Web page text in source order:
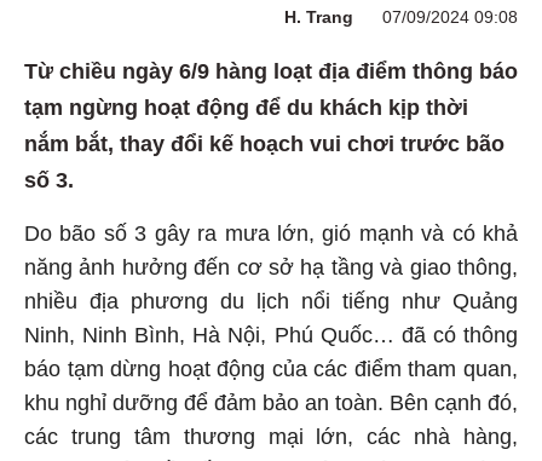
H. Trang 07/09/2024 09:08
Từ chiều ngày 6/9 hàng loạt địa điểm thông báo
tạm ngừng hoạt động để du khách kịp thời
nắm bắt, thay đổi kế hoạch vui chơi trước bão
số 3.
Do bão số 3 gây ra mưa lớn, gió mạnh và có khả
năng ảnh hưởng đến cơ sở hạ tầng và giao thông,
nhiều địa phương du lịch nổi tiếng như Quảng
Ninh, Ninh Bình, Hà Nội, Phú Quốc… đã có thông
báo tạm dừng hoạt động của các điểm tham quan,
khu nghỉ dưỡng để đảm bảo an toàn. Bên cạnh đó,
các trung tâm thương mại lớn, các nhà hàng,